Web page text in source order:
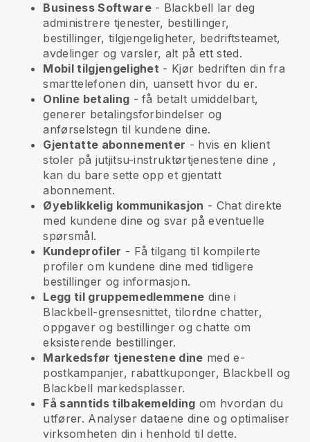
Business Software- Blackbell lar deg
administrere tjenester, bestillinger,
bestillinger, tilgjengeligheter, bedriftsteamet,
avdelinger og varsler, alt på ett sted.
Mobil tilgjengelighet - Kjør bedriften din fra
smarttelefonen din, uansett hvor du er.
Online betaling - få betalt umiddelbart,
generer betalingsforbindelser og
anførselstegn til kundene dine.
Gjentatte abonnementer - hvis en klient
stoler på jutjitsu-instruktørtjenestene dine ,
kan du bare sette opp et gjentatt
abonnement.
Øyeblikkelig kommunikasjon - Chat direkte
med kundene dine og svar på eventuelle
spørsmål.
Kundeprofiler - Få tilgang til kompilerte
profiler om kundene dine med tidligere
bestillinger og informasjon.
Legg til gruppemedlemmene dine i
Blackbell-grensesnittet, tilordne chatter,
oppgaver og bestillinger og chatte om
eksisterende bestillinger.
Markedsfør tjenestene dine med e-
postkampanjer, rabattkuponger, Blackbell og
Blackbell markedsplasser.
Få sanntids tilbakemelding om hvordan du
utfører. Analyser dataene dine og optimaliser
virksomheten din i henhold til dette.